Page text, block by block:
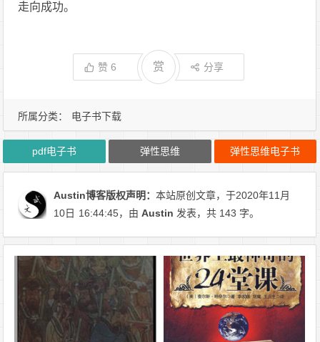
走向成功。
赞6 赏 分享
所属分类： 电子书下载
pdf电子书 弹性思维 弹性思维电子书
Austin博客版权声明：本站原创文章，于2020年11月
10日 16:44:45，由Austin 发表，共 143 字。